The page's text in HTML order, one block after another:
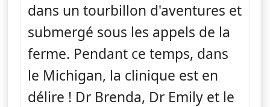
dans un tourbillon d'aventures et
submergé sous les appels de la
ferme. Pendant ce temps, dans
le Michigan, la clinique est en
délire ! Dr Brenda, Dr Emily et le